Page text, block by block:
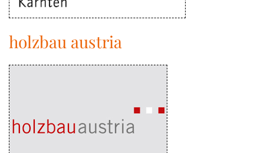
holzbau austria